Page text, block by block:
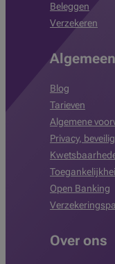
Beleggen
Verzekeren
Algemeen
Blog
Tarieven
Algemene
Privacy,
Open Banking
Over ons